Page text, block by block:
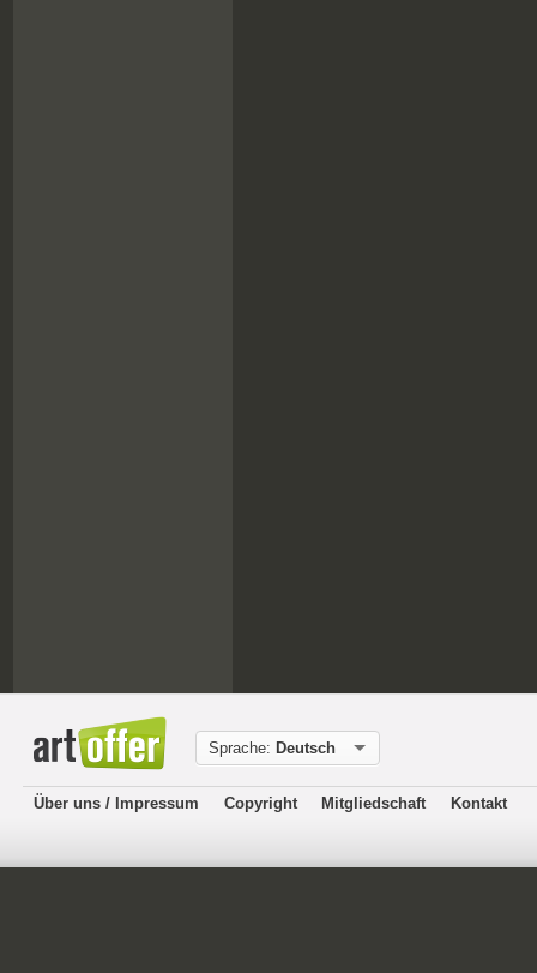
Sprache: Deutsch
Über uns / Impressum Copyright Mitgliedschaft Kontakt